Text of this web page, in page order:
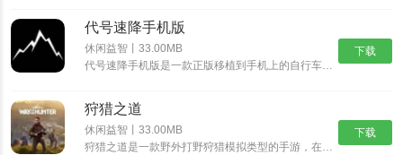
下载
代号速降手机版
休闲益智丨33.00MB
代号速降手机版是一款正版移植到手机上的自行车骑行速降游戏。在这个游戏中，你将扮演一名自行车手，驾驶着自行车在险峻的山路上飞驰，挑战速降极限。游戏采用逼真的3D画面和流畅的操作，让你体验真实的自行车......
下载
狩猎之道
休闲益智丨33.00MB
狩猎之道是一款野外打野狩猎模拟类型的手游，在狩猎之道中你将会进入到一片真实的树林野外开始属于你的狩猎之旅，游戏中有很多好玩的模式以及各种猛兽等你进行挑战。你需要根据不同猎物的习性来打造各种不同的陷......